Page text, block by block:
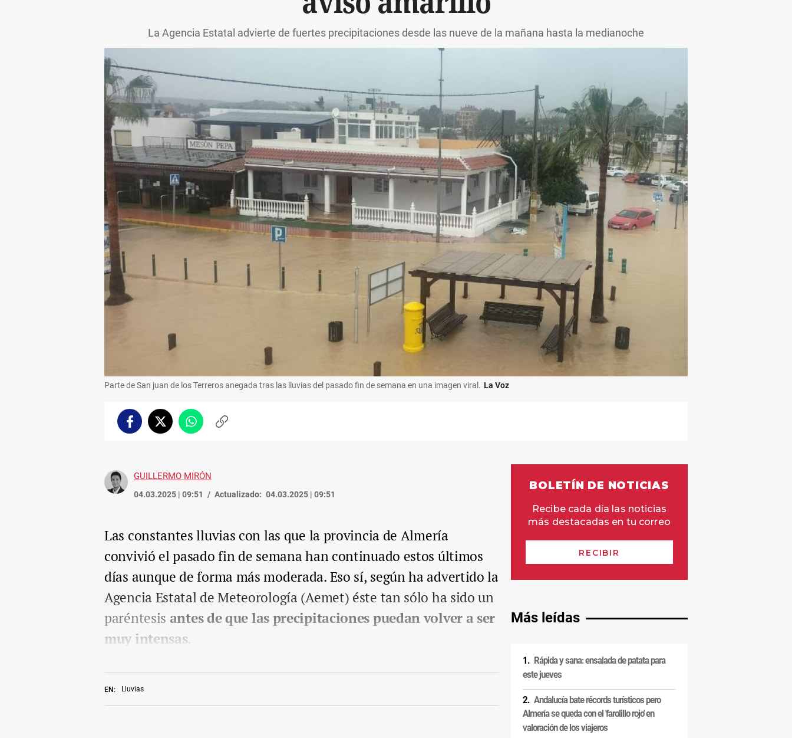
La Agencia Estatal advierte de fuertes precipitaciones desde las nueve de la mañana hasta la medianoche
Parte de San juan de los Terreros anegada tras las lluvias del pasado fin de semana en una imagen viral. La Voz
FacebookTwitterWhatsappCopiar
GUILLERMO MIRÓN
04.03.2025 | 09:51 Actualizado: 04.03.2025 | 09:51
EN: Lluvias
Las constantes lluvias con las que la provincia de Almería
convivió el pasado fin de semana han continuado estos últimos
días aunque de forma más moderada. Eso sí, según ha advertido la
Agencia Estatal de Meteorología (Aemet) éste tan sólo ha sido un
paréntesis antes de que las precipitaciones puedan volver a ser
muy intensas.
Más leídas
Rápida y sana: ensalada de patata para
este jueves
Andalucía bate récords turísticos pero
Almería se queda con el 'farolillo rojo' en
valoración de los viajeros